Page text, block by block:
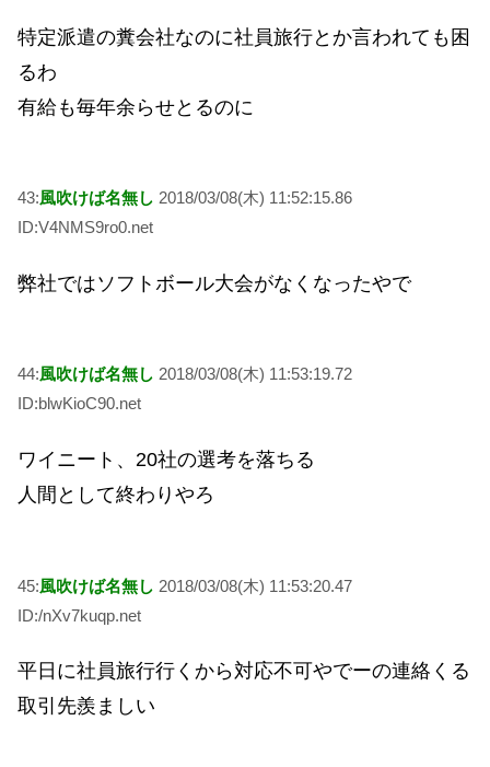
特定派遣の糞会社なのに社員旅行とか言われても困
るわ
有給も毎年余らせとるのに
43:風吹けば名無し 2018/03/08(木) 11:52:15.86
ID:V4NMS9ro0.net
弊社ではソフトボール大会がなくなったやで
44:風吹けば名無し 2018/03/08(木) 11:53:19.72
ID:blwKioC90.net
ワイニート、20社の選考を落ちる
人間として終わりやろ
45:風吹けば名無し 2018/03/08(木) 11:53:20.47
ID:/nXv7kuqp.net
平日に社員旅行行くから対応不可やでーの連絡くる
取引先羨ましい